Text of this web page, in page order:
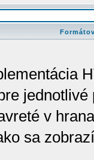
v
sa